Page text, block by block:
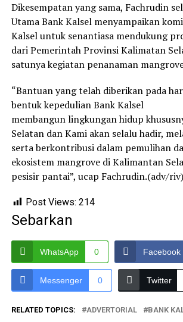
Dikesempatan yang sama, Fachrudin
Utama Bank Kalsel menyampaikan
Kalsel untuk senantiasa mendukung
dari Pemerintah Provinsi Kalimatan
satunya kegiatan penanaman
“Bantuan yang telah diberikan pada
bentuk kepedulian Bank Kalsel
membangun lingkungan hidup
Selatan dan Kami akan selalu hadir,
serta berkontribusi dalam pemulihan
ekosistem mangrove di Kalimantan
pesisir pantai”, ucap Fachrudin.(adv/
Post Views: 214
Sebarkan
WhatsApp 0 Facebook
Messenger 0 Twitter
RELATED TOPICS: ADVERTORIAL BANK